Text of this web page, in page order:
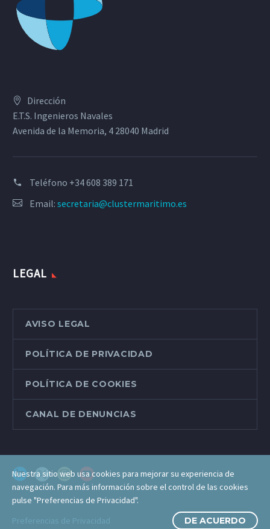
Dirección
E.T.S. Ingenieros Navales
Avenida de la Memoria, 4 28040 Madrid
Teléfono +34 608 389 171
Email: secretaria@clustermaritimo.es
LEGAL
AVISO LEGAL
POLÍTICA DE PRIVACIDAD
POLÍTICA DE COOKIES
CANAL DE DENUNCIAS
Nuestra sitio web usa cookies para mejorar su experiencia de
navegación. Para más información sobre el control de las cookies
pulse "Preferencias de Privacidad".
Preferencias de Privacidad
DE ACUERDO